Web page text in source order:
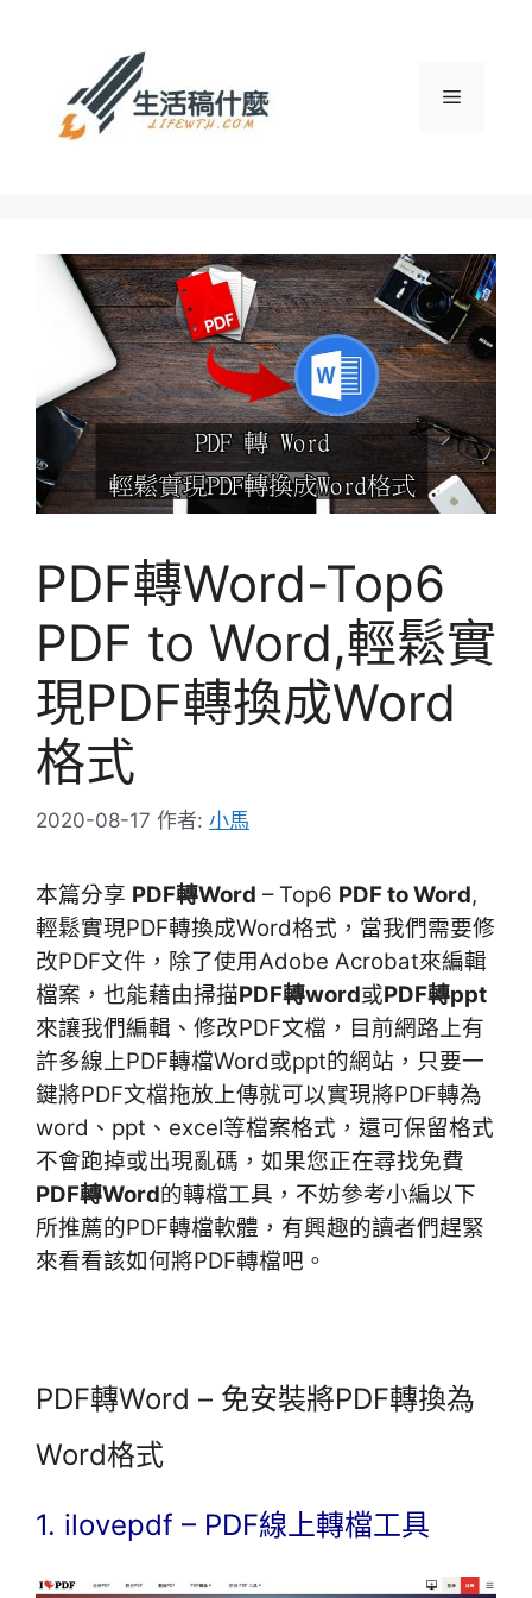
選
PDF轉Word-Top6
PDF to Word,輕鬆實
現PDF轉換成Word
格式
2020-08-17 作者: 小馬
本篇分享 PDF轉Word – Top6 PDF to Word,
輕鬆實現PDF轉換成Word格式 ，當我們需要修
改PDF文件，除了使用Adobe Acrobat來編輯
檔案，也能藉由掃描PDF轉word或PDF轉ppt
來讓我們編輯、修改PDF文檔，目前網路上有
許多線上PDF轉檔Word或ppt的網站，只要一
鍵將PDF文檔拖放上傳就可以實現將PDF轉為
word、ppt、excel等檔案格式，還可保留格式
不會跑掉或出現亂碼， 如果您正在尋找免費
PDF轉Word的轉檔工具，不妨參考小編以下
所推薦的PDF轉檔軟體 ，有興趣的讀者們趕緊
來看看該如何將PDF轉檔吧。
PDF轉Word – 免安裝將PDF轉換為
Word格式
1. ilovepdf – PDF線上轉檔工具